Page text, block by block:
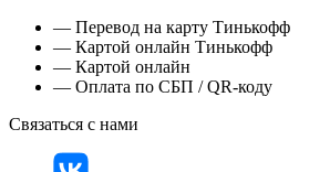
— Перевод на карту Тинькофф
— Картой онлайн Тинькофф
— Картой онлайн
— Оплата по СБП / QR-коду
Связаться с нами